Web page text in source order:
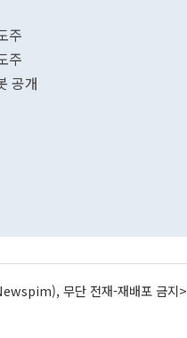
주
주
공개
무단 전재-재배포 금지>